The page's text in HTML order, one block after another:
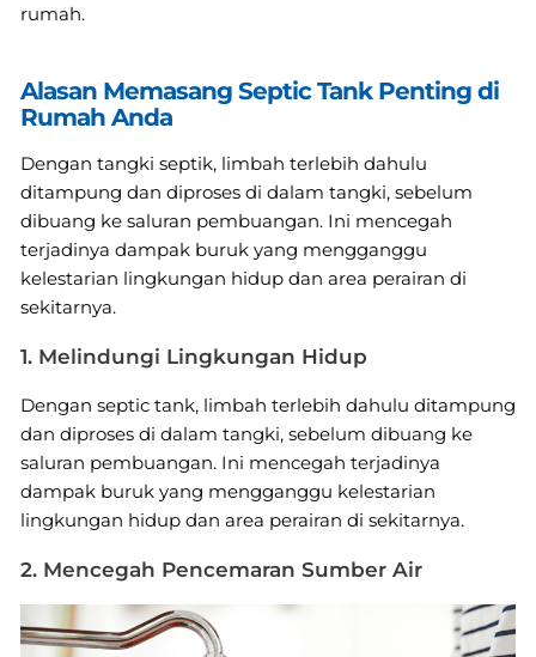
rumah.
Alasan Memasang Septic Tank Penting di
Rumah Anda
Dengan tangki septik, limbah terlebih dahulu
ditampung dan diproses di dalam tangki, sebelum
dibuang ke saluran pembuangan. Ini mencegah
terjadinya dampak buruk yang mengganggu
kelestarian lingkungan hidup dan area perairan di
sekitarnya.
1. Melindungi Lingkungan Hidup
Dengan septic tank, limbah terlebih dahulu ditampung
dan diproses di dalam tangki, sebelum dibuang ke
saluran pembuangan. Ini mencegah terjadinya
dampak buruk yang mengganggu kelestarian
lingkungan hidup dan area perairan di sekitarnya.
2. Mencegah Pencemaran Sumber Air